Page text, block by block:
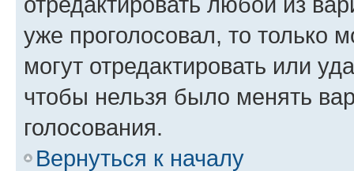
уже проголосовал, то только
могут отредактировать или
чтобы нельзя было менять
голосования.
Вернуться к началу